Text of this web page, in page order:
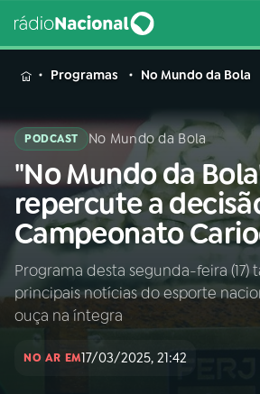
MENU
Buscar
na
Rádio
Nacional
Buscar
AO VIVO
INÍCIO
Programas No Mundo da Bola
PODCAST No Mundo da Bola
"No Mundo da
repercute a
Campeonato
Programa desta segunda-feira (17)
principais notícias do esporte
ouça na íntegra
NO AR EM17/03/2025, 21:42